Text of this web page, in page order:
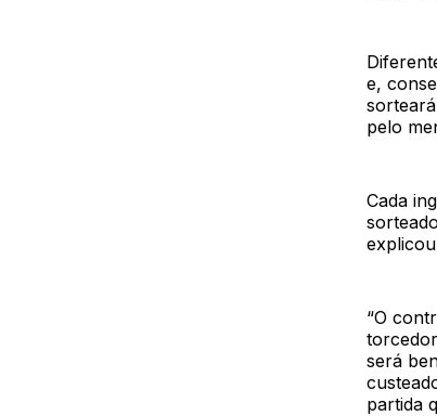
e,
pelo
Cada
“O
será
partida